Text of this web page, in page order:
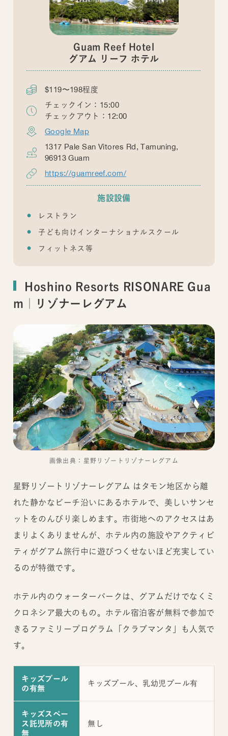
Guam Reef Hotel
グアム リーフ ホテル
$119〜198程度
チェックイン：15:00
チェックアウト：12:00
Google Map
1317 Pale San Vitores Rd, Tamuning,
96913 Guam
https://guamreef.com/
施設設備
レストラン
子ども向けインターナショナルスクール
フィットネス等
Hoshino Resorts RISONARE Gua
m｜リゾナーレグアム
画像出典：星野リゾートリゾナーレグアム
星野リゾートリゾナーレグアム はタモン地区から離
れた静かなビーチ沿いにあるホテルで、美しいサンセ
ットをのんびり楽しめます。市街地へのアクセスはあ
まりよくありませんが、ホテル内の施設やアクティビ
ティがグアム旅行中に遊びつくせないほど充実してい
るのが特徴です。
ホテル内のウォーターパークは、グアムだけでなくミ
クロネシア最大のもの。ホテル宿泊客が無料で参加で
きるファミリープログラム「クラブマンタ」も人気で
す。
キッズプール
の有無
キッズプール、乳幼児プール有
キッズスペー
ス託児所の有
無
無し